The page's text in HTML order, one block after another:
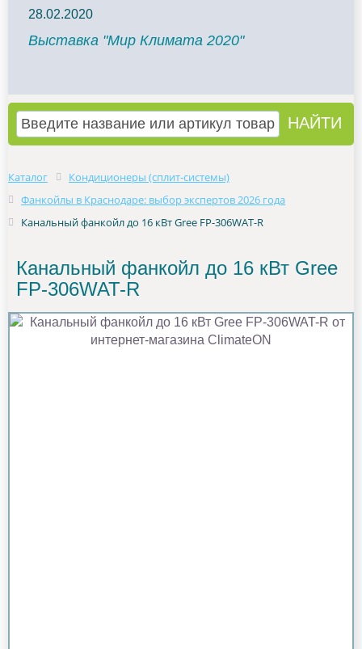
28.02.2020
Выставка "Мир Климата 2020"
Каталог
Кондиционеры (сплит-системы)
Фанкойлы в Краснодаре: выбор экспертов 2026 года
Канальный фанкойл до 16 кВт Gree FP-306WAT-R
Канальный фанкойл до 16 кВт Gree
FP-306WAT-R